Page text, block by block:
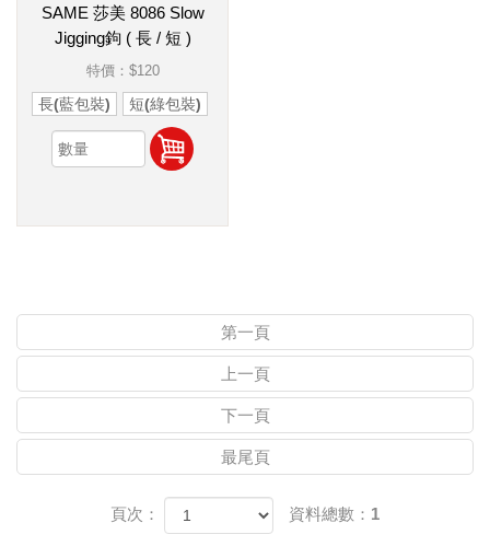
SAME 莎美 8086 Slow
Jigging鉤 ( 長 / 短 )
特價： $120
長(藍包裝) 短(綠包裝)
第一頁
上一頁
下一頁
最尾頁
頁次： 資料總數：1